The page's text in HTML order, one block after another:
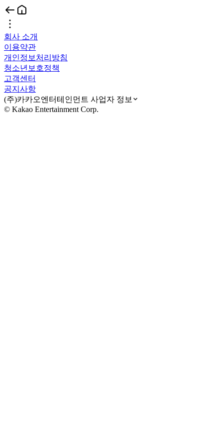
회사 소개
이용약관
개인정보처리방침
청소년보호정책
고객센터
공지사항
(주)카카오엔터테인먼트 사업자 정보
© Kakao Entertainment Corp.